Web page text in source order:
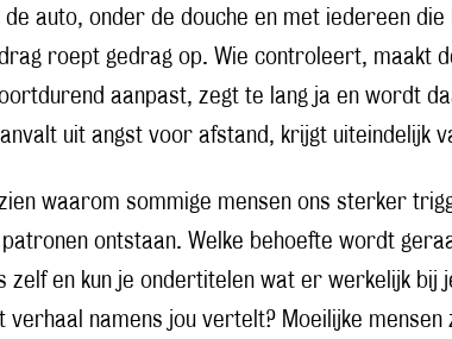
de auto, onder de douche en met iedereen
roept gedrag op. Wie controleert, maakt
aanpast, zegt te lang ja en wordt
uit angst voor afstand, krijgt uiteindelijk
waarom sommige mensen ons sterker
ontstaan. Welke behoefte wordt
zelf en kun je ondertitelen wat er werkelijk bij
verhaal namens jou vertelt? Moeilijke mensen